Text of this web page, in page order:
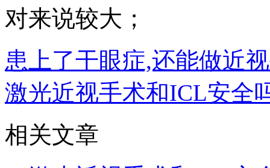
对来说较大；
患上了干眼症,还能做近
激光近视手术和ICL安全
相关文章